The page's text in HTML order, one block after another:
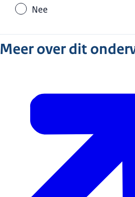
Nee
Meer over dit